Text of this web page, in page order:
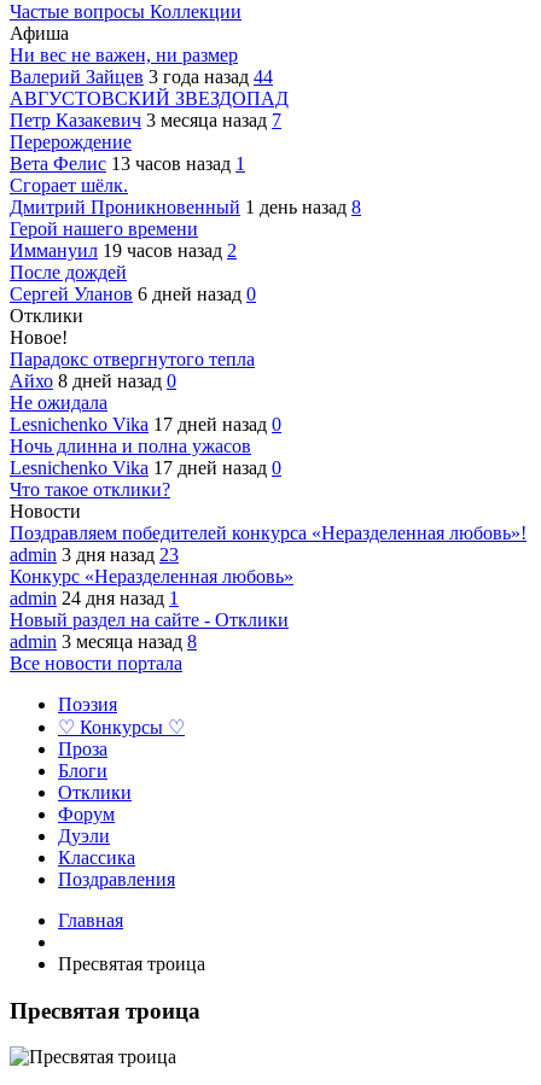
Частые вопросы Коллекции
Афиша
Ни вес не важен, ни размер
Валерий Зайцев 3 года назад 44
АВГУСТОВСКИЙ ЗВЕЗДОПАД
Петр Казакевич 3 месяца назад 7
Перерождение
Вета Фелис 13 часов назад 1
Сгорает шёлк.
Дмитрий Проникновенный 1 день назад 8
Герой нашего времени
Иммануил 19 часов назад 2
После дождей
Сергей Уланов 6 дней назад 0
Отклики
Новое!
Парадокс отвергнутого тепла
Айхо 8 дней назад 0
Не ожидала
Lesnichenko Vika 17 дней назад 0
Ночь длинна и полна ужасов
Lesnichenko Vika 17 дней назад 0
Что такое отклики?
Новости
Поздравляем победителей конкурса «Неразделенная любовь»!
admin 3 дня назад 23
Конкурс «Неразделенная любовь»
admin 24 дня назад 1
Новый раздел на сайте - Отклики
admin 3 месяца назад 8
Все новости портала
Поэзия
♡ Конкурсы ♡
Проза
Блоги
Отклики
Форум
Дуэли
Классика
Поздравления
Главная
Пресвятая троица
Пресвятая троица